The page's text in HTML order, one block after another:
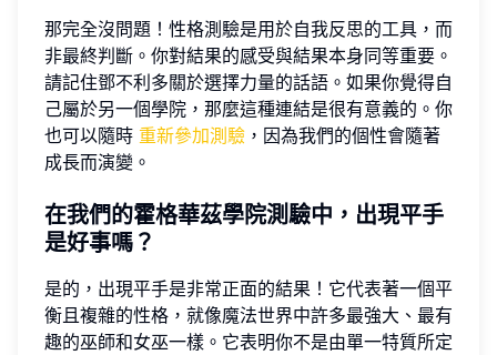
那完全沒問題！性格測驗是用於自我反思的工具，而
非最終判斷。你對結果的感受與結果本身同等重要。
請記住鄧不利多關於選擇力量的話語。如果你覺得自
己屬於另一個學院，那麼這種連結是很有意義的。你
也可以隨時 重新參加測驗 ，因為我們的個性會隨著
成長而演變。
在我們的霍格華茲學院測驗中，出現平手
是好事嗎？
是的，出現平手是非常正面的結果！它代表著一個平
衡且複雜的性格，就像魔法世界中許多最強大、最有
趣的巫師和女巫一樣。它表明你不是由單一特質所定